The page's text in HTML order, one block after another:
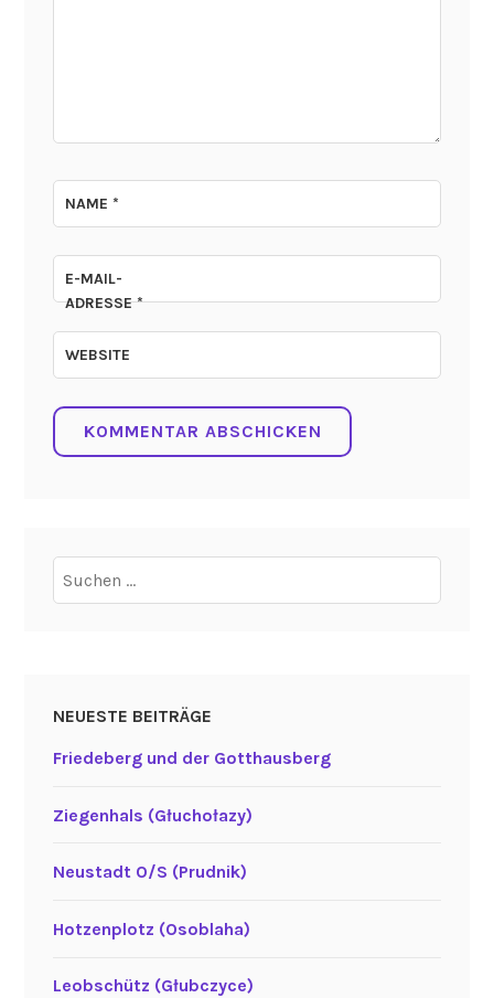
NAME*
E-MAIL-
ADRESSE*
WEBSITE
nach:
NEUESTE BEITRÄGE
Friedeberg und der Gotthausberg
Ziegenhals (Głuchołazy)
Neustadt O/S (Prudnik)
Hotzenplotz (Osoblaha)
Leobschütz (Głubczyce)